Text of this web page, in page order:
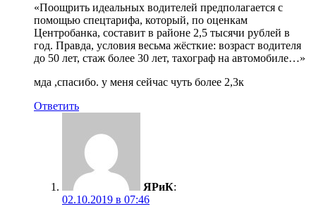
«Поощрить идеальных водителей предполагается с
помощью спецтарифа, который, по оценкам
Центробанка, составит в районе 2,5 тысячи рублей в
год. Правда, условия весьма жёсткие: возраст водителя
до 50 лет, стаж более 30 лет, тахограф на автомобиле…»
мда ,спасибо. у меня сейчас чуть более 2,3к
Ответить
ЯРиК:
02.10.2019 в 07:46